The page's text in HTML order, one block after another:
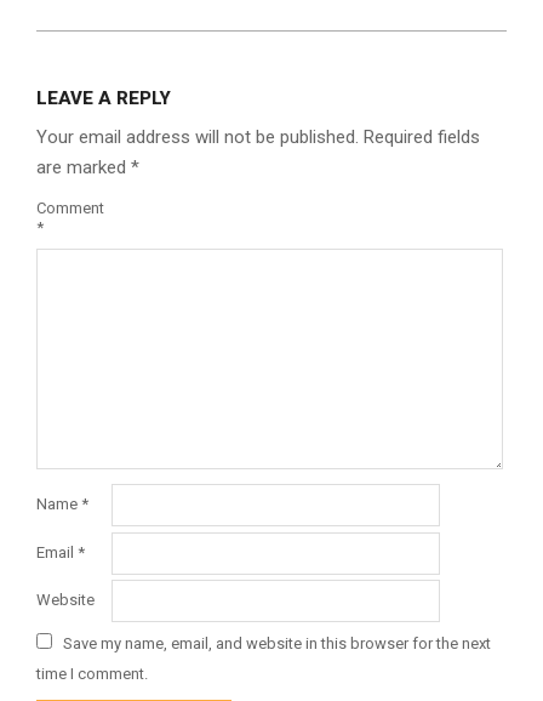
LEAVE A REPLY
Your email address will not be published. Required fields
are marked *
Comment
*
Name *
Email *
Website
Save my name, email, and website in this browser for the next
time I comment.